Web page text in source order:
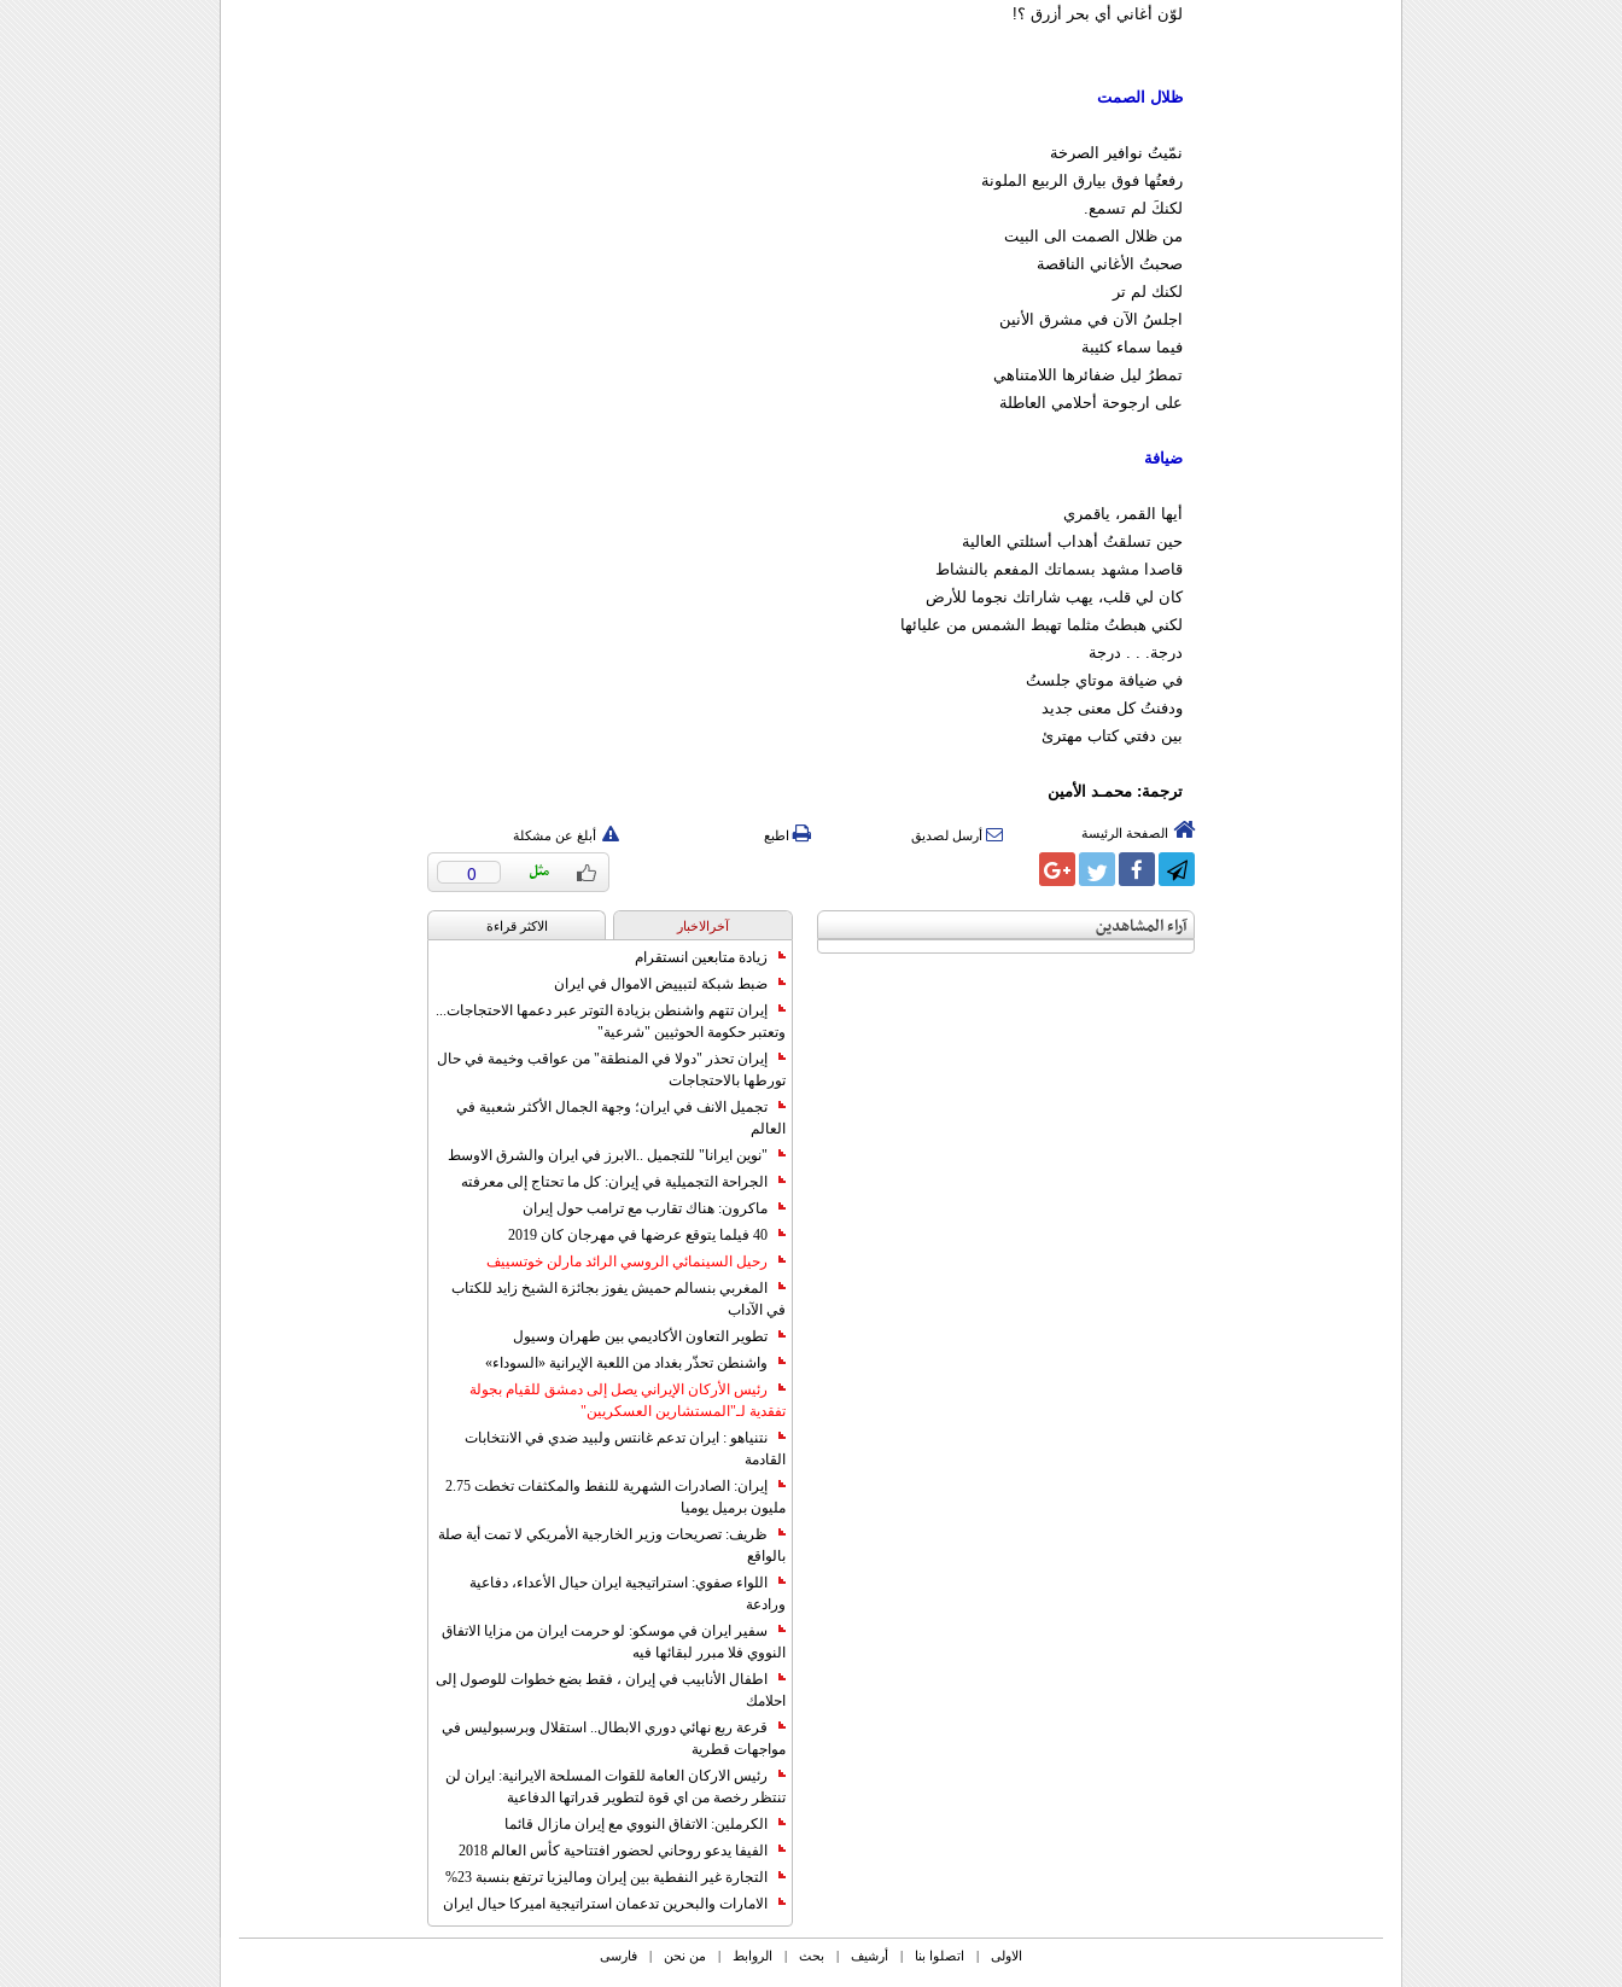
لوّن أغاني أي بحر أزرق ؟!
ظلال الصمت
نمّيتُ نوافير الصرخة
رفعتُها فوق بيارق الربيع الملونة
لكنكَ لم تسمع.
من ظلال الصمت الى البيت
صحبتُ الأغاني الناقصة
لكنك لم تر
اجلسُ الآن في مشرق الأنين
فيما سماء كئيبة
تمطرُ ليل ضفائرها اللامتناهي
على ارجوحة أحلامي العاطلة
ضيافة
أيها القمر، ياقمري
حين تسلقتُ أهداب أسئلتي العالية
قاصدا مشهد بسماتك المفعم بالنشاط
كان لي قلب، يهب شاراتك نجوما للأرض
لكني هبطتُ مثلما تهبط الشمس من عليائها
درجة. . . درجة
في ضيافة موتاي جلستُ
ودفنتُ كل معنى جديد
بين دفتي كتاب مهترئ
ترجمة: محمـد الأمين
الصفحة الرئيسة أرسل لصديق اطبع أبلغ عن مشكلة
0
آراء المشاهدين آخرالاخبار الاکثر قراءة
زيادة متابعين انستقرام
ضبط شبكة لتبييض الاموال في ايران
إيران تتهم واشنطن بزيادة التوتر عبر دعمها الاحتجاجات...
وتعتبر حكومة الحوثيين "شرعية"
إيران تحذر "دولا في المنطقة" من عواقب وخيمة في حال
تورطها بالاحتجاجات
تجميل الانف في ايران؛ وجهة الجمال الأكثر شعبية في
العالم
"نوين ايرانا" للتجميل ..الابرز في ايران والشرق الاوسط
الجراحة التجميلية في إيران: كل ما تحتاج إلى معرفته
ماكرون: هناك تقارب مع ترامب حول إيران
40 فيلما يتوقع عرضها في مهرجان كان 2019
رحيل السينمائي الروسي الرائد مارلن خوتسييف
المغربي بنسالم حميش يفوز بجائزة الشيخ زايد للكتاب
في الآداب
تطوير التعاون الأكاديمي بين طهران وسيول
واشنطن تحذّر بغداد من اللعبة الإيرانية «السوداء»
رئيس الأركان الإيراني يصل إلى دمشق للقيام بجولة
تفقدية لـ"المستشارين العسكريين"
نتنياهو : ايران تدعم غانتس ولبيد ضدي في الانتخابات
القادمة
إيران: الصادرات الشهریة للنفط والمكثفات تخطت 2.75
مليون برميل يوميا
ظريف: تصريحات وزير الخارجية الأمريكي لا تمت أية صلة
بالواقع
اللواء صفوي: استراتيجية ايران حيال الأعداء، دفاعية
ورادعة
سفير ايران في موسكو: لو حرمت ايران من مزايا الاتفاق
النووي فلا مبرر لبقائها فيه
اطفال الأنابيب في إيران ، فقط بضع خطوات للوصول إلى
احلامك
قرعة ربع نهائي دوري الابطال.. استقلال وبرسبوليس في
مواجهات قطرية
رئيس الاركان العامة للقوات المسلحة الايرانية: ايران لن
تنتظر رخصة من اي قوة لتطوير قدراتها الدفاعية
الكرملين: الاتفاق النووي مع إيران مازال قائما
الفيفا يدعو روحاني لحضور افتتاحية كأس العالم 2018
التجارة غیر النفطیة بین إیران ومالیزیا ترتفع بنسبة 23%
الامارات والبحرين تدعمان استراتيجية اميركا حيال ايران
الاولی | اتصلوا بنا | أرشیف | بحث | الروابط | من نحن | فارسی